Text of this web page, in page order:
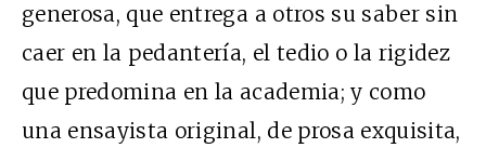
generosa, que entrega a otros su saber sin
caer en la pedantería, el tedio o la rigidez
que predomina en la academia; y como
una ensayista original, de prosa exquisita,